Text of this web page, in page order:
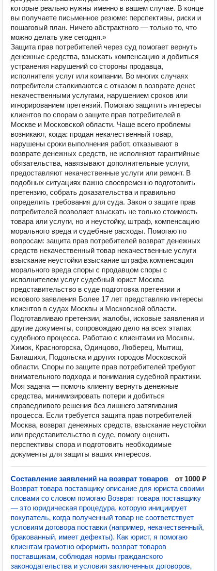
которые реально нужны именно в вашем случае. В конце
вы получаете письменное резюме: перспективы, риски и
пошаговый план. Ничего абстрактного — только то, что
можно делать уже сегодня.»
Защита прав потребителей через суд помогает вернуть
денежные средства, взыскать компенсацию и добиться
устранения нарушений со стороны продавца,
исполнителя услуг или компании. Во многих случаях
потребители сталкиваются с отказом в возврате денег,
некачественными услугами, нарушением сроков или
игнорированием претензий. Помогаю защитить интересы
клиентов по спорам о защите прав потребителей в
Москве и Московской области. Чаще всего проблемы
возникают, когда: продан некачественный товар,
нарушены сроки выполнения работ, отказывают в
возврате денежных средств, не исполняют гарантийные
обязательства, навязывают дополнительные услуги,
предоставляют некачественные услуги или ремонт. В
подобных ситуациях важно своевременно подготовить
претензию, собрать доказательства и правильно
определить требования для суда. Закон о защите прав
потребителей позволяет взыскать не только стоимость
товара или услуги, но и неустойку, штраф, компенсацию
морального вреда и судебные расходы. Помогаю по
вопросам: защита прав потребителей возврат денежных
средств некачественный товар некачественные услуги
взыскание неустойки взыскание штрафа компенсация
морального вреда споры с продавцом споры с
исполнителем услуг судебный юрист Москва
представительство в суде подготовка претензии и
искового заявления Более 17 лет представляю интересы
клиентов в судах Москвы и Московской области.
Подготавливаю претензии, жалобы, исковые заявления и
другие документы, сопровождаю дело на всех этапах
судебного процесса. Работаю с клиентами из Москвы,
Химок, Красногорска, Одинцово, Люберец, Мытищ,
Балашихи, Подольска и других городов Московской
области. Споры по защите прав потребителей требуют
внимательного подхода и понимания судебной практики.
Моя задача — помочь клиенту вернуть денежные
средства, минимизировать потери и добиться
справедливого решения без лишнего затягивания
процесса. Если требуется защита прав потребителей
Москва, возврат денежных средств, взыскание неустойки
или представительство в суде, помогу оценить
перспективы спора и подготовить необходимые
документы для защиты ваших интересов.
Составление заявлений на возврат товаров
от 1000 ₽
Возврат товара поставщику описание для юриста своими
словами со словом помогаю Возврат товара поставщику
— это юридическая процедура, которую инициирует
покупатель, когда полученный товар не соответствует
условиям договора поставки (например, некачественный,
бракованный, имеет дефекты). Как юрист, я помогаю
клиентам грамотно оформить возврат товаров
поставщикам, соблюдая нормы гражданского
законодательства и условия заключенных договоров,